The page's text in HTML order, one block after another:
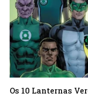
Os 10 Lanternas